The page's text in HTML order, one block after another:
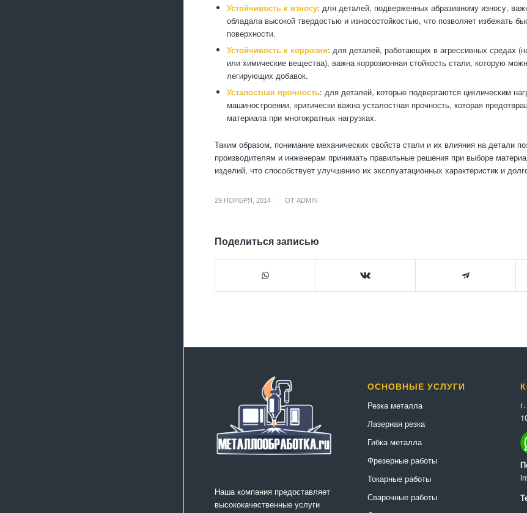
Устойчивость к износу: для деталей, подверженных абразивному износу,
обладала высокой твердостью и износостойкостью, что позволяет избежать
поверхности.
Устойчивость к коррозии: для деталей, работающих в агрессивных средах
или химические вещества), важна коррозионная стойкость стали, которую
легирующих добавок.
Усталостная прочность: для деталей, которые подвергаются циклическим
машиностроении, критически важна усталостная прочность, которая
материала при многократных нагрузках.
Таким образом, понимание механических свойств стали и их влияния на детали
производителям и инженерам принимать правильные решения при выборе
изделий, что способствует улучшению их эксплуатационных характеристик и
29 НОЯБРЯ, 2014 ОТ ADMIN
Поделиться записью
Наша компания предоставляет
высококачественные услуги
ОСНОВНЫЕ УСЛУГИ
Резка металла
Лазерная резка
Гибка металла
Фрезерные работы
Токарные работы
Сварочные работы